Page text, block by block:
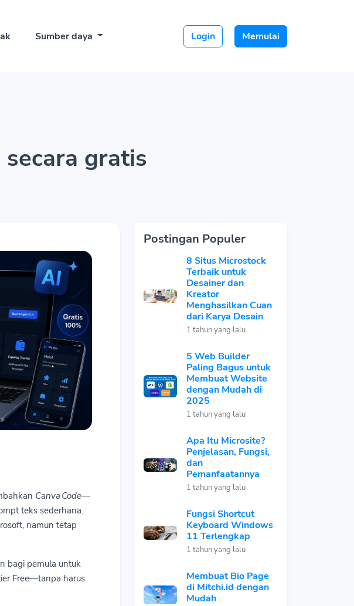
Sumber daya Login Memulai
gratis
Canva Code—
teks sederhana.
namun tetap
bagi pemula untuk
Free—tanpa harus
Postingan Populer
8 Situs Microstock
Terbaik untuk
Desainer dan
Kreator
Menghasilkan Cuan
dari Karya Desain
1 tahun yang lalu
5 Web Builder
Paling Bagus untuk
Membuat Website
dengan Mudah di
2025
1 tahun yang lalu
Apa Itu Microsite?
Penjelasan, Fungsi,
dan
Pemanfaatannya
1 tahun yang lalu
Fungsi Shortcut
Keyboard Windows
11 Terlengkap
1 tahun yang lalu
Membuat Bio Page
di Mitchi.id dengan
Mudah